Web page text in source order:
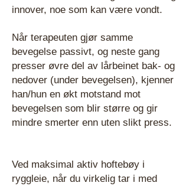
innover, noe som kan være vondt.
Når terapeuten gjør samme
bevegelse passivt, og neste gang
presser øvre del av lårbeinet bak- og
nedover (under bevegelsen), kjenner
han/hun en økt motstand mot
bevegelsen som blir større og gir
mindre smerter enn uten slikt press.
Ved maksimal aktiv hoftebøy i
ryggleie, når du virkelig tar i med